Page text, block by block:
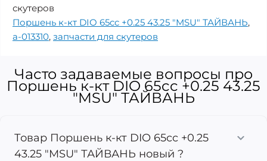
скутеров
Поршень к-кт DIO 65cc +0.25 43.25 "MSU" ТАЙВАНЬ,
a-013310, запчасти для скутеров
Часто задаваемые вопросы про
Поршень к-кт DIO 65cc +0.25 43.25
"MSU" ТАЙВАНЬ
Товар Поршень к-кт DIO 65cc +0.25
43.25 "MSU" ТАЙВАНЬ новый ?